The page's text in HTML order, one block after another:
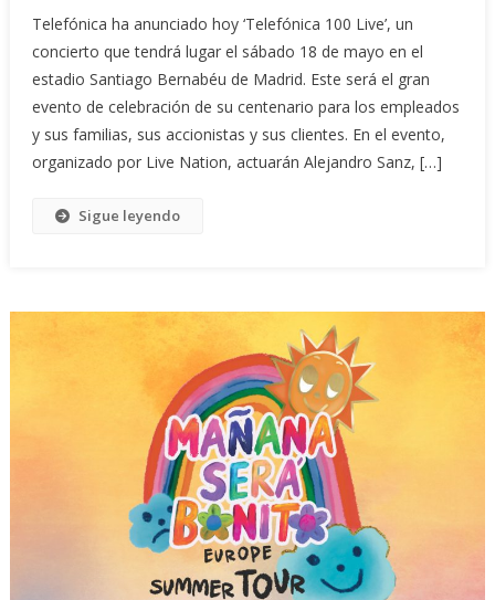
Telefónica ha anunciado hoy ‘Telefónica 100 Live’, un
concierto que tendrá lugar el sábado 18 de mayo en el
estadio Santiago Bernabéu de Madrid. Este será el gran
evento de celebración de su centenario para los empleados
y sus familias, sus accionistas y sus clientes. En el evento,
organizado por Live Nation, actuarán Alejandro Sanz, […]
Sigue leyendo